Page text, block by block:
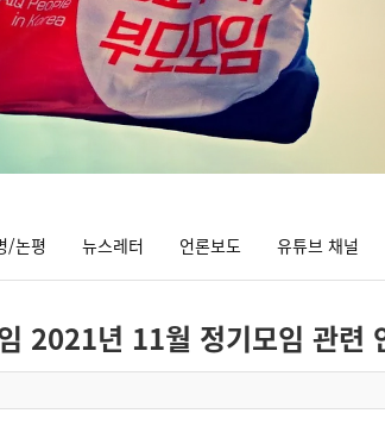
/논평 뉴스레터 언론보도 유튜브 채널
2021년 11월 정기모임 관련